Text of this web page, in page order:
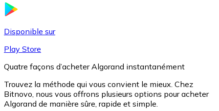
Disponible sur
Play Store
Quatre façons d’acheter Algorand instantanément
Trouvez la méthode qui vous convient le mieux. Chez
Bitnovo, nous vous offrons plusieurs options pour acheter
Algorand de manière sûre, rapide et simple.